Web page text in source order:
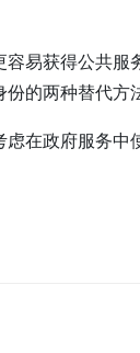
易获得公共服
的两种替代方
在政府服务中